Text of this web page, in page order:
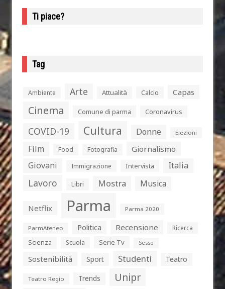
Ti piace?
Tag
Ambiente Arte Attualità Calcio Capas
Cinema Comune di parma Coronavirus
COVID-19 Cultura Donne Elezioni
Film Food Fotografia Giornalismo
Giovani Immigrazione Intervista Italia
Lavoro Libri Mostra Musica
Netflix Parma Parma 2020
ParmAteneo Politica Recensione
Ricerca
Scienza
Scuola Serie Tv Sesso
Sostenibilità Sport Studenti Teatro
Teatro Regio Trends Unipr